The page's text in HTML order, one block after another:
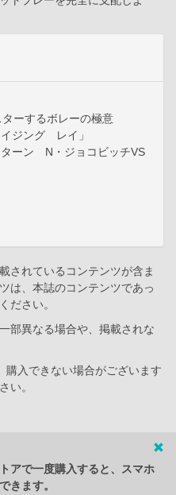
ーするボレーの極意
ジング レイ」
ターン N・ジョコビッチVS
されているコンテンツが含ま
は、本誌のコンテンツであっ
ださい。
部異なる場合や、掲載されな
入できない場合がございます
い。
アで一度購入すると、スマホ
きます。